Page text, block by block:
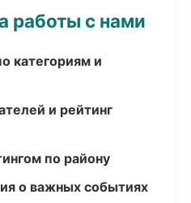
работы с нами
категориям и
и рейтинг
по району
о важных событиях